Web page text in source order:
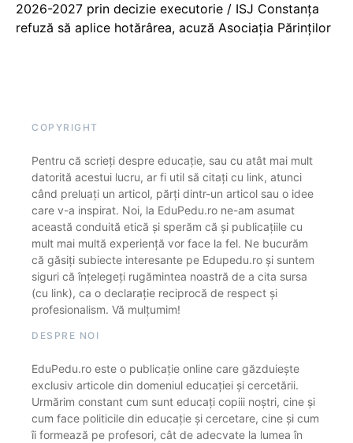
2026-2027 prin decizie executorie / ISJ Constanța
refuză să aplice hotărârea, acuză Asociația Părinților
COPYRIGHT
Pentru că scrieți despre educație, sau cu atât mai mult
datorită acestui lucru, ar fi util să citați cu link, atunci
când preluați un articol, părți dintr-un articol sau o idee
care v-a inspirat. Noi, la EduPedu.ro ne-am asumat
această conduită etică și sperăm că și publicațiile cu
mult mai multă experiență vor face la fel. Ne bucurăm
că găsiți subiecte interesante pe Edupedu.ro și suntem
siguri că înțelegeți rugămintea noastră de a cita sursa
(cu link), ca o declarație reciprocă de respect și
profesionalism. Vă mulțumim!
DESPRE NOI
EduPedu.ro este o publicație online care găzduiește
exclusiv articole din domeniul educației și cercetării.
Urmărim constant cum sunt educați copiii noștri, cine și
cum face politicile din educație și cercetare, cine și cum
îi formează pe profesori, cât de adecvate la lumea în